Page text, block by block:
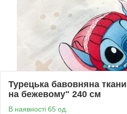
Турецька бавовняна
на бежевому" 240 см
В наявності 65 од.